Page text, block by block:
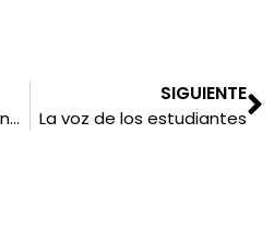
STEAM: Creatividad e innovación en la educación
SIGUIENTE
La voz de los estudiantes